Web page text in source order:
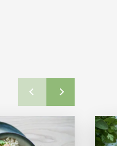
og sprøde bønner Læs